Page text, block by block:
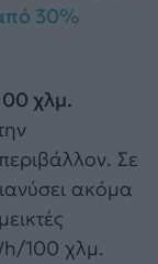
30%
χλμ.
Σε
ακόμα
100 χλμ.